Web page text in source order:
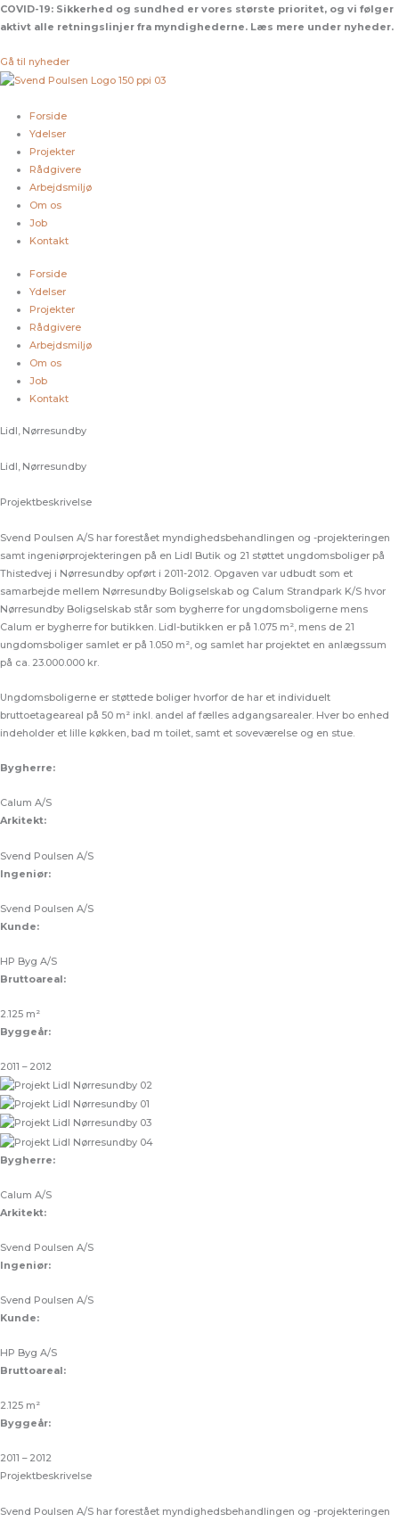
Gå
til
COVID-19: Sikkerhed og sundhed er vores største prioritet, og vi følger
aktivt alle retningslinjer fra myndighederne. Læs mere under nyheder.
Gå til nyheder
Forside
Ydelser
Projekter
Rådgivere
Arbejdsmiljø
Om os
Job
Kontakt
Forside
Ydelser
Projekter
Rådgivere
Arbejdsmiljø
Om os
Job
Kontakt
Lidl, Nørresundby
Lidl, Nørresundby
Projektbeskrivelse
Svend Poulsen A/S har forestået myndighedsbehandlingen og -projekteringen
samt ingeniørprojekteringen på en Lidl Butik og 21 støttet ungdomsboliger på
Thistedvej i Nørresundby opført i 2011-2012. Opgaven var udbudt som et
samarbejde mellem Nørresundby Boligselskab og Calum Strandpark K/S hvor
Nørresundby Boligselskab står som bygherre for ungdomsboligerne mens
Calum er bygherre for butikken. Lidl-butikken er på 1.075 m², mens de 21
ungdomsboliger samlet er på 1.050 m², og samlet har projektet en anlægssum
på ca. 23.000.000 kr.
Ungdomsboligerne er støttede boliger hvorfor de har et individuelt
bruttoetageareal på 50 m² inkl. andel af fælles adgangsarealer. Hver bo enhed
indeholder et lille køkken, bad m toilet, samt et soveværelse og en stue.
Bygherre:
Calum A/S
Arkitekt:
Svend Poulsen A/S
Ingeniør:
Svend Poulsen A/S
Kunde:
HP Byg A/S
Bruttoareal:
2.125 m²
Byggeår:
2011 – 2012
Bygherre:
Calum A/S
Arkitekt:
Svend Poulsen A/S
Ingeniør:
Svend Poulsen A/S
Kunde:
HP Byg A/S
Bruttoareal:
2.125 m²
Byggeår:
2011 – 2012
Projektbeskrivelse
Svend Poulsen A/S har forestået myndighedsbehandlingen og -projekteringen